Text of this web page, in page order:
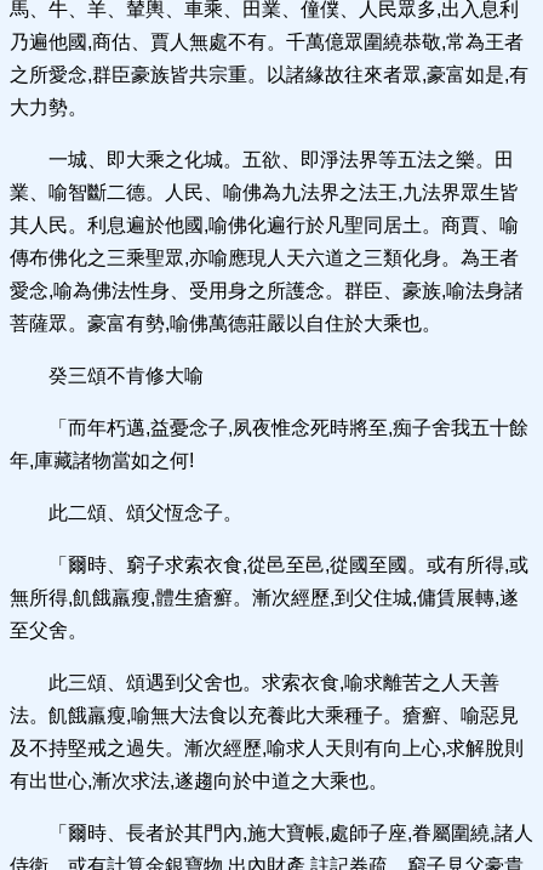
馬、牛、羊、輦輿、車乘、田業、僮僕、人民眾多,出入息利
乃遍他國,商估、賈人無處不有。千萬億眾圍繞恭敬,常為王者
之所愛念,群臣豪族皆共宗重。以諸緣故往來者眾,豪富如是,有
大力勢。
一城、即大乘之化城。五欲、即淨法界等五法之樂。田
業、喻智斷二德。人民、喻佛為九法界之法王,九法界眾生皆
其人民。利息遍於他國,喻佛化遍行於凡聖同居土。商賈、喻
傳布佛化之三乘聖眾,亦喻應現人天六道之三類化身。為王者
愛念,喻為佛法性身、受用身之所護念。群臣、豪族,喻法身諸
菩薩眾。豪富有勢,喻佛萬德莊嚴以自住於大乘也。
癸三頌不肯修大喻
「而年朽邁,益憂念子,夙夜惟念死時將至,痴子舍我五十餘
年,庫藏諸物當如之何!
此二頌、頌父恆念子。
「爾時、窮子求索衣食,從邑至邑,從國至國。或有所得,或
無所得,飢餓羸瘦,體生瘡癬。漸次經歷,到父住城,傭賃展轉,遂
至父舍。
此三頌、頌遇到父舍也。求索衣食,喻求離苦之人天善
法。飢餓羸瘦,喻無大法食以充養此大乘種子。瘡癬、喻惡見
及不持堅戒之過失。漸次經歷,喻求人天則有向上心,求解脫則
有出世心,漸次求法,遂趨向於中道之大乘也。
「爾時、長者於其門內,施大寶帳,處師子座,眷屬圍繞,諸人
侍衛。或有計算金銀寶物,出內財產,註記券疏。窮子見父豪貴